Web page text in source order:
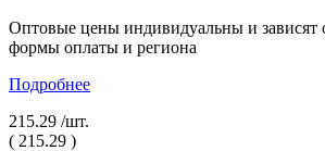
Оптовые цены индивидуальны и зависят
формы оплаты и региона
Подробнее
215.29 /шт.
( 215.29 )